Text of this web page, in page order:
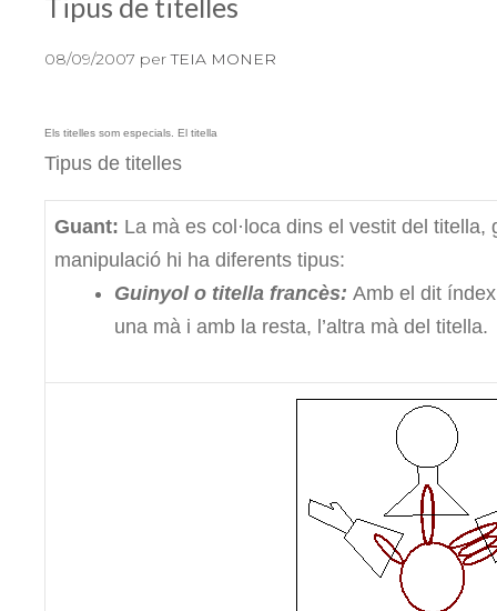
Tipus de titelles
08/09/2007 perTEIA MONER
Els titelles som especials. El titella
Tipus de titelles
Guant: La mà es col·loca dins el vestit del
manipulació hi ha diferents tipus:
Guinyol o titella francès: Amb el dit
una mà i amb la resta, l’altra mà del titella.